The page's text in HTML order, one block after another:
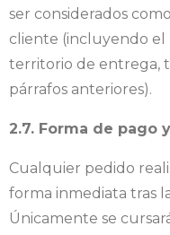
ser considerados
cliente (incluyendo el
territorio de entrega,
párrafos anteriores).
2.7. Forma de pago
Cualquier pedido
forma inmediata tras
Únicamente se